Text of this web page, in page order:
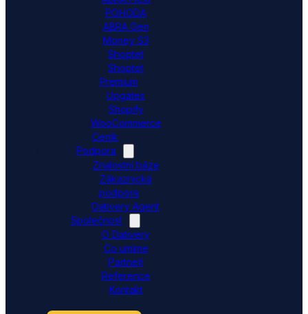
POHODA
ABRA Gen
Money S3
Shoptet
Shoptet
Premium
Upgates
Shopify
WooCommerce
Ceník
Podpora
Znalostní báze
Zákaznická
podpora
Dativery Agent
Společnost
O Dativery
Co umíme
Partneři
Reference
Kontakt